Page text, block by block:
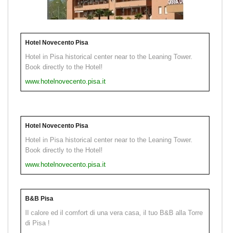
Hotel Novecento Pisa
Hotel in Pisa historical center near to the Leaning Tower.
Book directly to the Hotel!
www.hotelnovecento.pisa.it
Hotel Novecento Pisa
Hotel in Pisa historical center near to the Leaning Tower.
Book directly to the Hotel!
www.hotelnovecento.pisa.it
B&B Pisa
Il calore ed il comfort di una vera casa, il tuo B&B alla Torre
di Pisa !